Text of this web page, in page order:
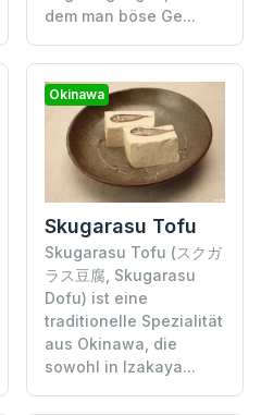
dem man böse Ge...
Okinawa
Skugarasu Tofu
Skugarasu Tofu (スクガ
ラス豆腐, Skugarasu
Dofu) ist eine
traditionelle Spezialität
aus Okinawa, die
sowohl in Izakaya...